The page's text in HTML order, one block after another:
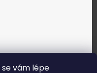
se vám lépe